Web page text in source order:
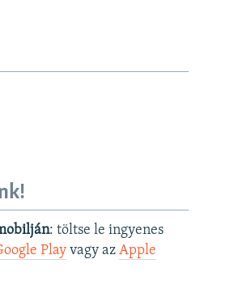
: töltse le ingyenes
Playvagy az Apple